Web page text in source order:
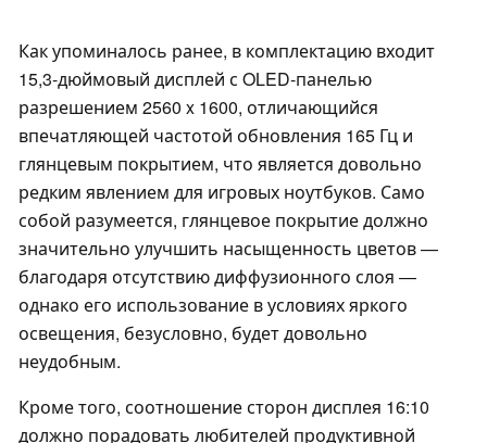
Как упоминалось ранее, в комплектацию входит
15,3-дюймовый дисплей с OLED-панелью
разрешением 2560 x 1600, отличающийся
впечатляющей частотой обновления 165 Гц и
глянцевым покрытием, что является довольно
редким явлением для игровых ноутбуков. Само
собой разумеется, глянцевое покрытие должно
значительно улучшить насыщенность цветов —
благодаря отсутствию диффузионного слоя —
однако его использование в условиях яркого
освещения, безусловно, будет довольно
неудобным.
Кроме того, соотношение сторон дисплея 16:10
должно порадовать любителей продуктивной